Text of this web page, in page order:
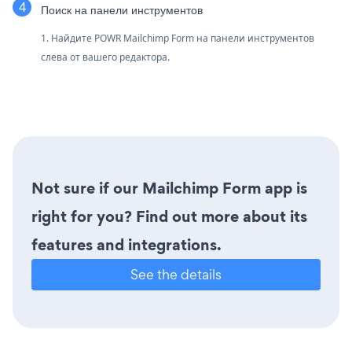
Поиск на панели инструментов
1. Найдите POWR Mailchimp Form на панели инструментов
слева от вашего редактора.
Not sure if our Mailchimp Form app is
right for you? Find out more about its
features and integrations.
See the details